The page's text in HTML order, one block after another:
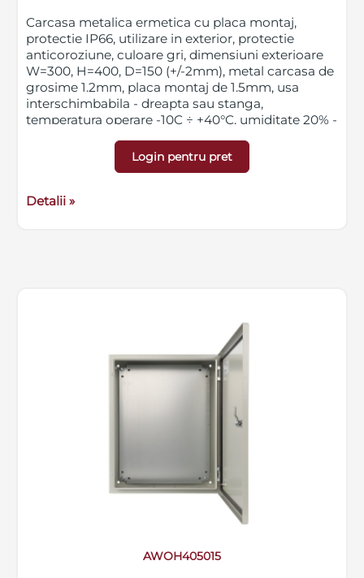
Carcasa metalica ermetica cu placa montaj,
protectie IP66, utilizare in exterior, protectie
anticoroziune, culoare gri, dimensiuni exterioare
W=300, H=400, D=150 (+/-2mm), metal carcasa de
grosime 1.2mm, placa montaj de 1.5mm, usa
interschimbabila - dreapta sau stanga,
temperatura operare -10C ÷ +40°C, umiditate 20% -
Login pentru pret
Detalii »
AWOH405015